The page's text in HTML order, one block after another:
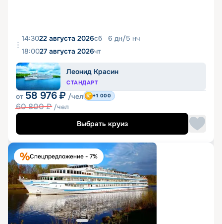
14:3022 августа 2026сб 6 дн/5 нч
18:0027 августа 2026чт
Леонид Красин
СТАНДАРТ
от 58 976 ₽ /чел
60 800₽ /чел
+1 000
Выбрать круиз
Спецпредложение - 7%